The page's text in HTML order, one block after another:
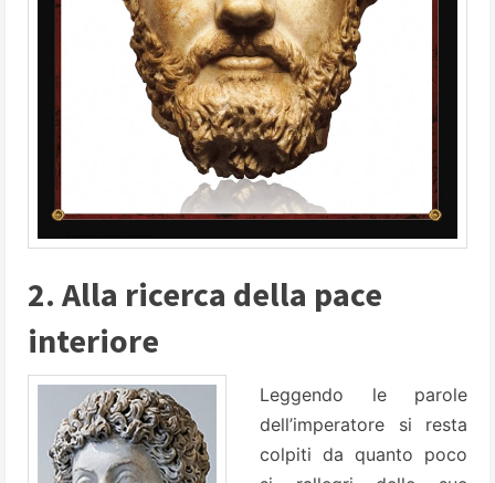
2. Alla ricerca della pace
interiore
Leggendo le parole
dell’imperatore si resta
colpiti da quanto poco